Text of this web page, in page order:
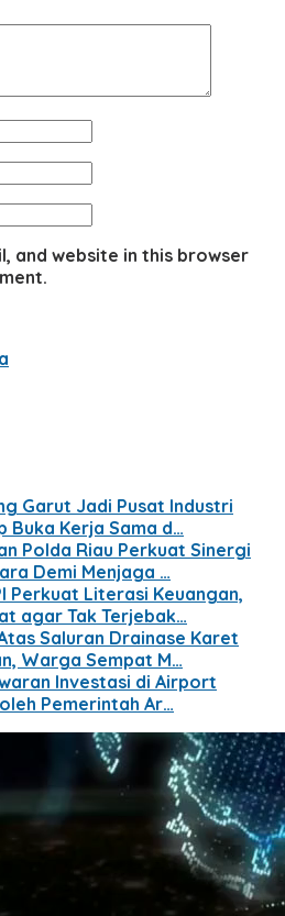
and website in this browser
Garut Jadi Pusat Industri
Buka Kerja Sama d…
Polda Riau Perkuat Sinergi
Demi Menjaga …
Perkuat Literasi Keuangan,
agar Tak Terjebak…
Saluran Drainase Karet
Warga Sempat M…
Investasi di Airport
Pemerintah Ar…